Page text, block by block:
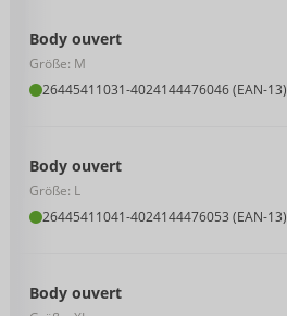
Body ouvert
Größe: M
26445411031-4024144476046 (EAN-13)
Body ouvert
Größe: L
26445411041-4024144476053 (EAN-13)
Body ouvert